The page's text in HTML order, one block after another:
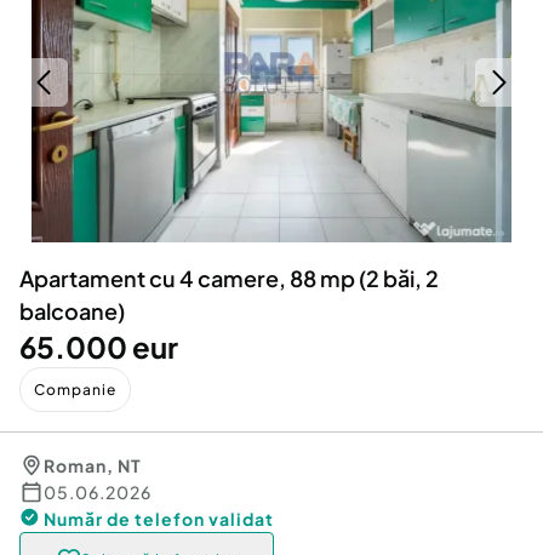
Servicii
Animale de companie
Afaceri și echipamente profesionale
Inchiriere Bunuri si Vehicule
Utilaje agricole si industriale
Piese auto si accesorii
Dacia Duster
Apartament cu 4 camere, 88 mp (2 băi, 2
balcoane)
65.000 eur
Companie
Roman, NT
05.06.2026
Număr de telefon validat